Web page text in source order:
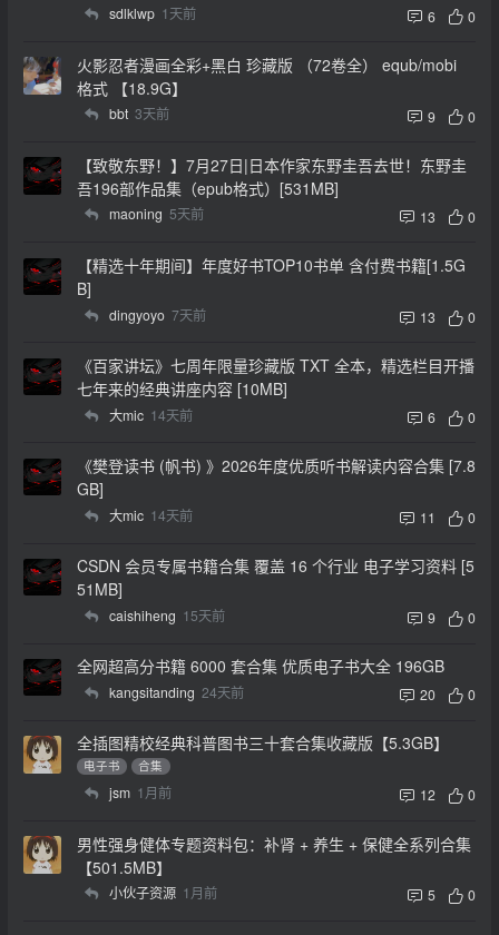
sdlklwp 1天前 6 0
火影忍者漫画全彩+黑白 珍藏版 （72卷全） equb/mobi
格式 【18.9G】
bbt 3天前 9 0
【致敬东野！】7月27日|日本作家东野圭吾去世！东野圭
吾196部作品集（epub格式）[531MB]
maoning 5天前 13 0
【精选十年期间】年度好书TOP10书单 含付费书籍[1.5G
B]
dingyoyo 7天前 13 0
《百家讲坛》七周年限量珍藏版 TXT 全本，精选栏目开播
七年来的经典讲座内容 [10MB]
大mic 14天前 6 0
《樊登读书 (帆书) 》2026年度优质听书解读内容合集 [7.8
GB]
大mic 14天前 11 0
CSDN 会员专属书籍合集 覆盖 16 个行业 电子学习资料 [5
51MB]
caishiheng 15天前 9 0
全网超高分书籍 6000 套合集 优质电子书大全 196GB
kangsitanding 24天前 20 0
全插图精校经典科普图书三十套合集收藏版【5.3GB】
电子书 合集
jsm 1月前 12 0
男性强身健体专题资料包：补肾 + 养生 + 保健全系列合集
【501.5MB】
小伙子资源 1月前 5 0